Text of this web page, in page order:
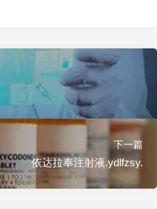
下一篇
依达拉奉注射液.ydlfzsy.